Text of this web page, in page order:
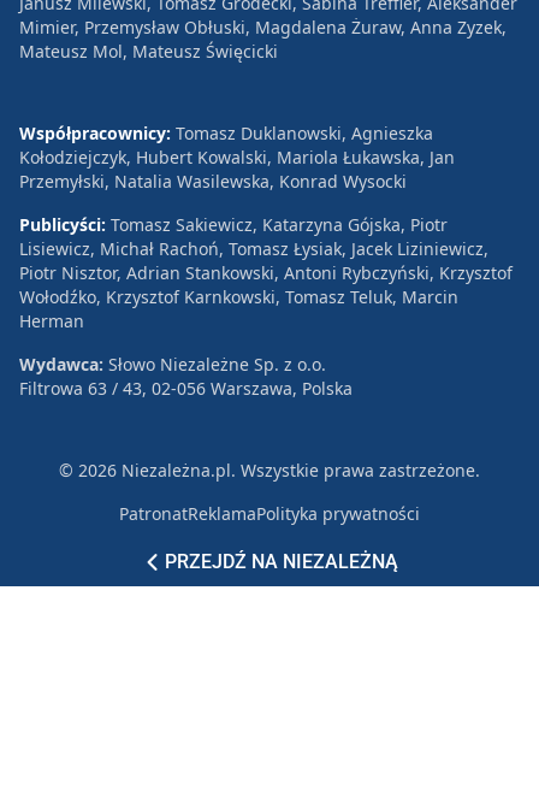
PRZEJDŹ NA NIEZALEŻNĄ
Mimier, Przemysław Obłuski, Magdalena Żuraw, Anna Zyzek,
Mateusz Mol, Mateusz Święcicki
Współpracownicy: Tomasz Duklanowski, Agnieszka
Kołodziejczyk, Hubert Kowalski, Mariola Łukawska, Jan
Przemyłski, Natalia Wasilewska, Konrad Wysocki
Publicyści: Tomasz Sakiewicz, Katarzyna Gójska, Piotr
Lisiewicz, Michał Rachoń, Tomasz Łysiak, Jacek Liziniewicz,
Piotr Nisztor, Adrian Stankowski, Antoni Rybczyński, Krzysztof
Wołodźko, Krzysztof Karnkowski, Tomasz Teluk, Marcin
Herman
Wydawca: Słowo Niezależne Sp. z o.o.
Filtrowa 63 / 43, 02-056 Warszawa, Polska
© 2026 Niezależna.pl. Wszystkie prawa zastrzeżone.
PatronatReklamaPolityka prywatności